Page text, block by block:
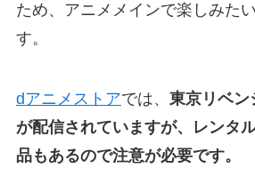
ため、アニメメインで楽しみた
す。
dアニメストアでは、 東京リベン
が配信されていますが、レンタ
品もあるので注意が必要です。